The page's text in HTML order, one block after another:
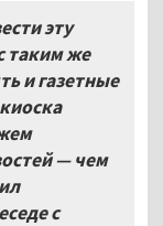
эту
таким же
и газетные
— чем
с